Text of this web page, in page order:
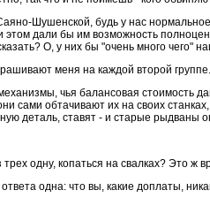
Шушенской, будь у нас
дали бы им возможность
О, у них бы "очень много чего"
меня на каждой второй
чья балансовая стоимость
сами обтачивают их на своих
деталь, ставят - и старые рыдваны
одну, копаться на свалках? Это
одна: что вы, какие доплаты,